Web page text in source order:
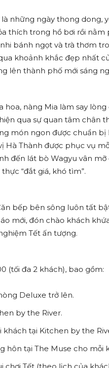
những ngày thong
thích trong hồ bơi rồi
bánh ngọt và trà thơm
khoảnh khắc đẹp nhất
lên thành phố mới sáng
hoa, nàng Mia làm say
qua sự quan tâm chân
món ngon được chuẩn
Hà Thành được phục vụ
đến lát bò Wagyu vân
“đắt giá, khó tìm”.
bếp bên sông luôn tất
mới, đón chào khách
Tết ấn tượng.
(tối đa 2 khách), bao gồm:
Deluxe trở lên.
by the River.
tại Kitchen by the
hôn tại The Muse cho mỗi